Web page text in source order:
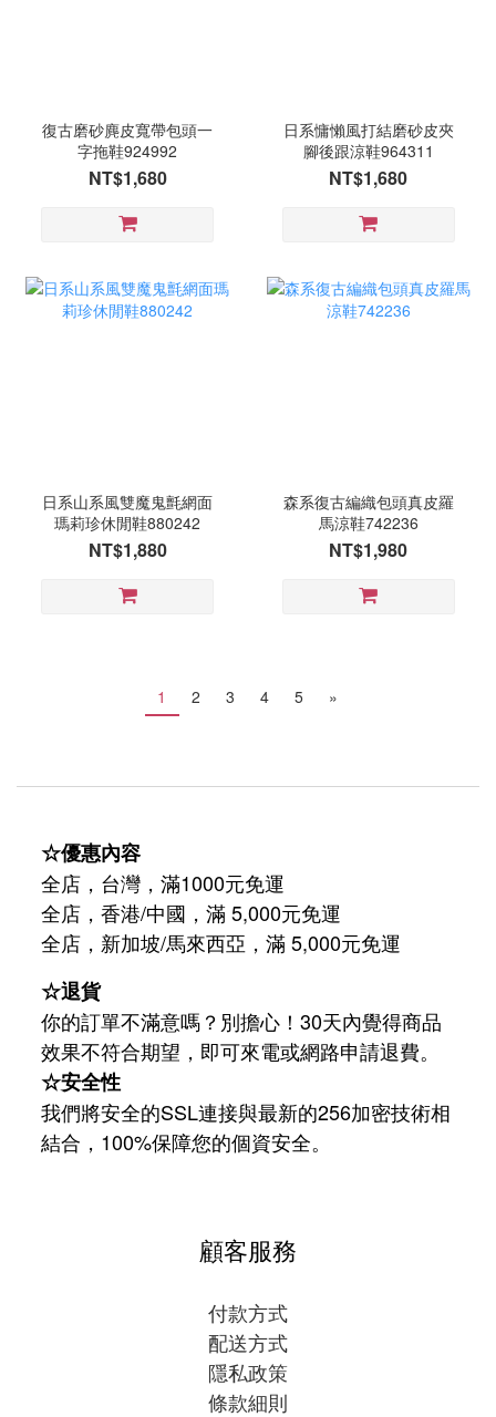
復古磨砂麂皮寬帶包頭一
字拖鞋924992
NT$1,680
日系慵懶風打結磨砂皮夾
腳後跟涼鞋964311
NT$1,680
日系山系風雙魔鬼氈網面
瑪莉珍休閒鞋880242
NT$1,880
森系復古編織包頭真皮羅
馬涼鞋742236
NT$1,980
1 2 3 4 5 »
☆優惠內容
全店，台灣，滿1000元免運
全店，香港/中國，滿 5,000元免運
全店，新加坡/馬來西亞，滿 5,000元免運
☆退貨
你的訂單不滿意嗎？別擔心！30天內覺得商品
效果不符合期望，即可來電或網路申請退費。
☆安全性
我們將安全的SSL連接與最新的256加密技術相
結合，100%保障您的個資安全。
顧客服務
付款方式
配送方式
隱私政策
條款細則